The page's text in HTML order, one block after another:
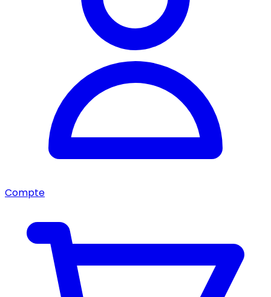
Compte